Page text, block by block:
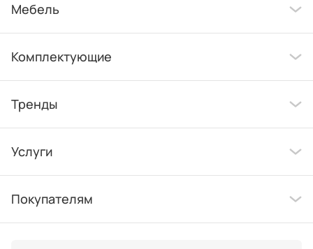
Мебель
Комплектующие
Тренды
Услуги
Покупателям